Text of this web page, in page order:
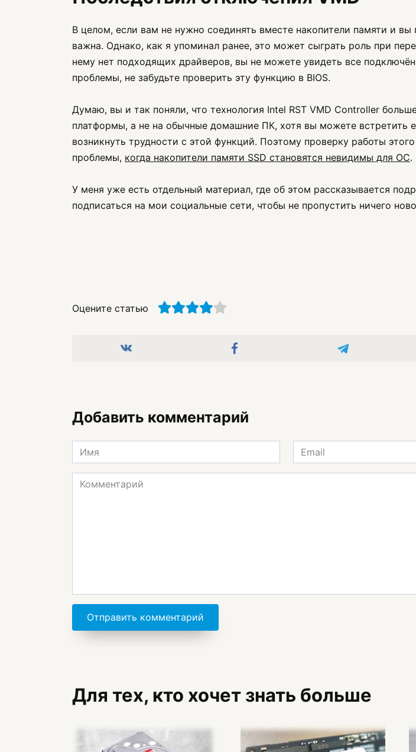
В целом, если вам не нужно соединять вместе накопители памяти и вы
важна. Однако, как я упоминал ранее, это может сыграть роль при
нему нет подходящих драйверов, вы не можете увидеть все
проблемы, не забудьте проверить эту функцию в BIOS.
Думаю, вы и так поняли, что технология Intel RST VMD Controller
платформы, а не на обычные домашние ПК, хотя вы можете встретить
возникнуть трудности с этой функций. Поэтому проверку работы
проблемы, когда накопители памяти SSD становятся невидимы для ОС.
У меня уже есть отдельный материал, где об этом рассказывается
подписаться на мои социальные сети, чтобы не пропустить ничего
Оцените статью
Добавить комментарий
Имя
*
Email
*
Комментарий
Для тех, кто хочет знать больше